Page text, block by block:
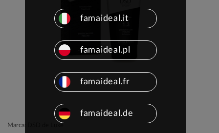
Marca: DSD de Luxe
famaideal.it
famaideal.pl
famaideal.fr
famaideal.de